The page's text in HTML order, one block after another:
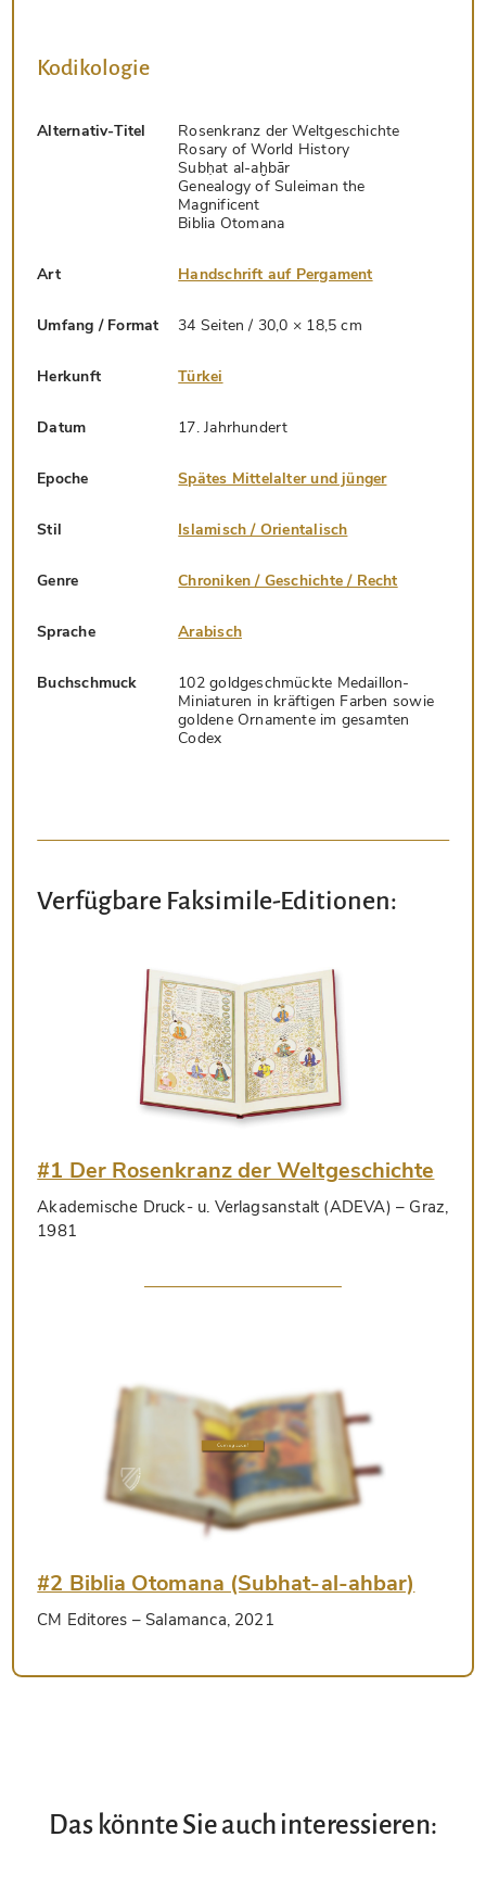
Kodikologie
Alternativ-Titel
Rosenkranz der Weltgeschichte
Rosary of World History
Subḥat al-aḫbār
Genealogy of Suleiman the
Magnificent
Biblia Otomana
Art Handschrift auf Pergament
Umfang / Format 34 Seiten / 30,0 × 18,5 cm
Herkunft Türkei
Datum 17. Jahrhundert
Epoche Spätes Mittelalter und jünger
Stil Islamisch / Orientalisch
Genre Chroniken / Geschichte / Recht
Sprache Arabisch
Buchschmuck
102 goldgeschmückte Medaillon-
Miniaturen in kräftigen Farben sowie
goldene Ornamente im gesamten
Codex
Verfügbare Faksimile-Editionen:
#1 Der Rosenkranz der Weltgeschichte
Akademische Druck- u. Verlagsanstalt (ADEVA) – Graz,
1981
#2 Biblia Otomana (Subhat-al-ahbar)
CM Editores – Salamanca, 2021
Das könnte Sie auch interessieren: